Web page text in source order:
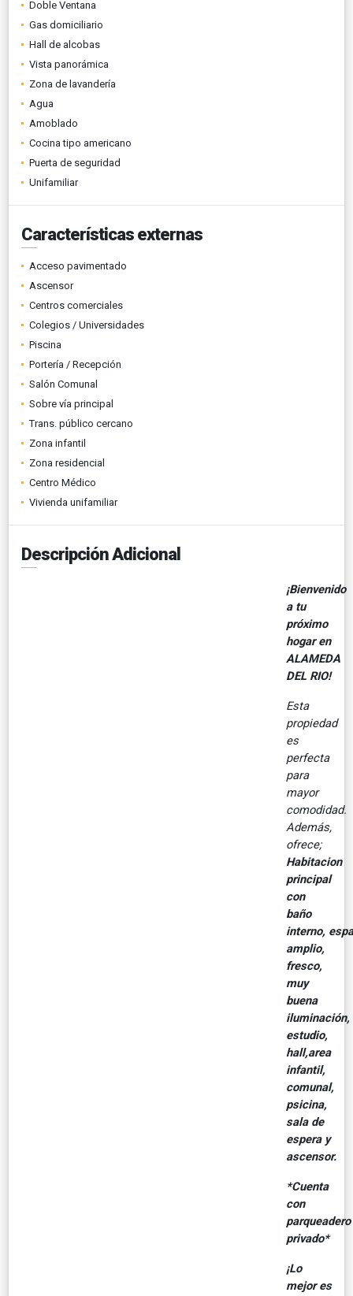
Doble Ventana
Gas domiciliario
Hall de alcobas
Vista panorámica
Zona de lavandería
Agua
Amoblado
Cocina tipo americano
Puerta de seguridad
Unifamiliar
Características externas
Acceso pavimentado
Ascensor
Centros comerciales
Colegios / Universidades
Piscina
Portería / Recepción
Salón Comunal
Sobre vía principal
Trans. público cercano
Zona infantil
Zona residencial
Centro Médico
Vivienda unifamiliar
Descripción Adicional
¡Bienvenido
a tu
próximo
hogar en
ALAMEDA
DEL RIO!
Esta
propiedad
es
perfecta
para
mayor
comodidad.
Además,
ofrece;
Habitacion
principal
con
baño
interno,
amplio,
fresco,
muy
buena
iluminación,
estudio,
hall,area
infantil,
comunal,
psicina,
sala de
espera y
ascensor.
*Cuenta
con
parqueadero
privado*
¡Lo
mejor es